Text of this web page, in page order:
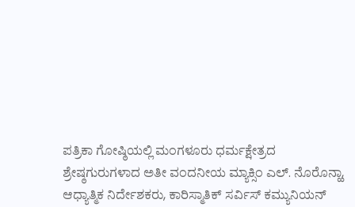
ಪತ್ರಿಕಾ ಗೋಷ್ಠಿಯಲ್ಲಿ ಮಂಗಳೂರು ಧರ್ಮಕ್ಷೇತ್ರದ
ಶ್ರೇಷ್ಠಗುರುಗಳಾದ ಅತೀ ವಂದನೀಯ ಮ್ಯಾಕ್ಸಿಂ ಎಲ್. ನೊರೊನ್ಹಾ,
ಆಧ್ಯಾತ್ಮಿಕ ನಿರ್ದೇಶಕರು, ಕಾರಿಸ್ಮಾತಿಕ್ ಸರ್ವಿಸ್ ಕಮ್ಯುನಿಯನ್